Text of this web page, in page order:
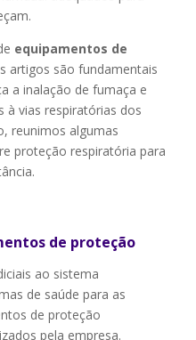
equipamentos de
artigos são fundamentais
a inalação de fumaça e
à vias respiratórias dos
reunimos algumas
proteção respiratória para
de proteção
ao sistema
de saúde para as
de proteção
pela empresa.